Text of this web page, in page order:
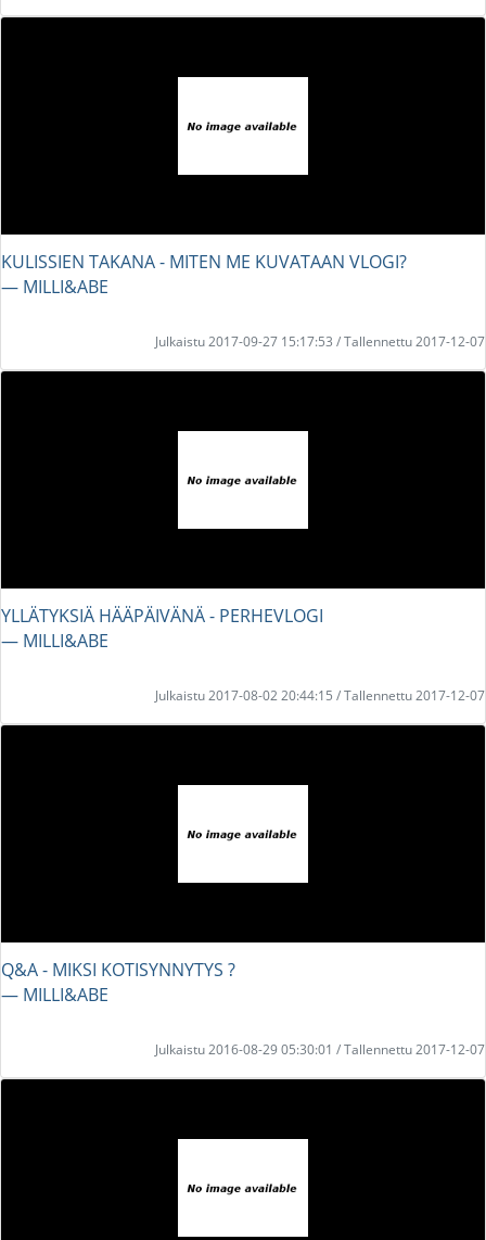
KULISSIEN TAKANA - MITEN ME KUVATAAN VLOGI?
― MILLI&ABE
Julkaistu 2017-09-27 15:17:53 / Tallennettu 2017-12-07
YLLÄTYKSIÄ HÄÄPÄIVÄNÄ - PERHEVLOGI
― MILLI&ABE
Julkaistu 2017-08-02 20:44:15 / Tallennettu 2017-12-07
Q&A - MIKSI KOTISYNNYTYS ?
― MILLI&ABE
Julkaistu 2016-08-29 05:30:01 / Tallennettu 2017-12-07